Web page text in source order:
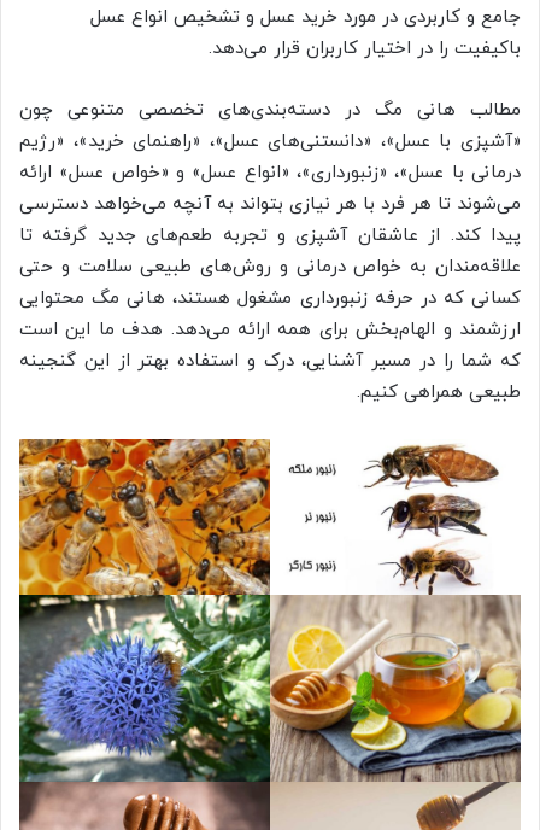
جامع‌ و کاربردی در مورد خرید عسل و تشخیص انواع عسل
باکیفیت را در اختیار کاربران قرار می‌دهد.
مطالب هانی مگ در دسته‌بندی‌های تخصصی متنوعی چون
«آشپزی با عسل»، «دانستنی‌های عسل»، «راهنمای خرید»، «رژیم
درمانی با عسل»، «زنبورداری»، «انواع عسل» و «خواص عسل» ارائه
می‌شوند تا هر فرد با هر نیازی بتواند به آنچه می‌خواهد دسترسی
پیدا کند. از عاشقان آشپزی و تجربه طعم‌های جدید گرفته تا
علاقه‌مندان به خواص درمانی و روش‌های طبیعی سلامت و حتی
کسانی که در حرفه زنبورداری مشغول هستند، هانی مگ محتوایی
ارزشمند و الهام‌بخش برای همه ارائه می‌دهد. هدف ما این است
که شما را در مسیر آشنایی، درک و استفاده بهتر از این گنجینه
طبیعی همراهی کنیم.